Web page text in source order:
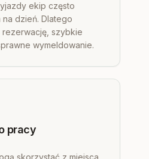
ekip często
na dzień. Dlatego
rezerwację, szybkie
wymeldowanie.
pracy
skorzystać z miejsca